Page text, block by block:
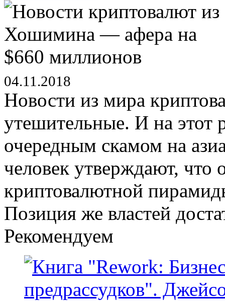
04.11.2018
Новости из мира
утешительные. И на этот
очередным скамом на
человек утверждают, что
криптовалютной
Позиция же властей
Рекомендуем